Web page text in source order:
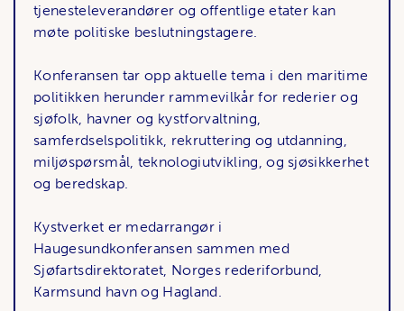
tjenesteleverandører og offentlige etater kan
møte politiske beslutningstagere.
Konferansen tar opp aktuelle tema i den maritime
politikken herunder rammevilkår for rederier og
sjøfolk, havner og kystforvaltning,
samferdselspolitikk, rekruttering og utdanning,
miljøspørsmål, teknologiutvikling, og sjøsikkerhet
og beredskap.
Kystverket er medarrangør i
Haugesundkonferansen sammen med
Sjøfartsdirektoratet, Norges rederiforbund,
Karmsund havn og Hagland.